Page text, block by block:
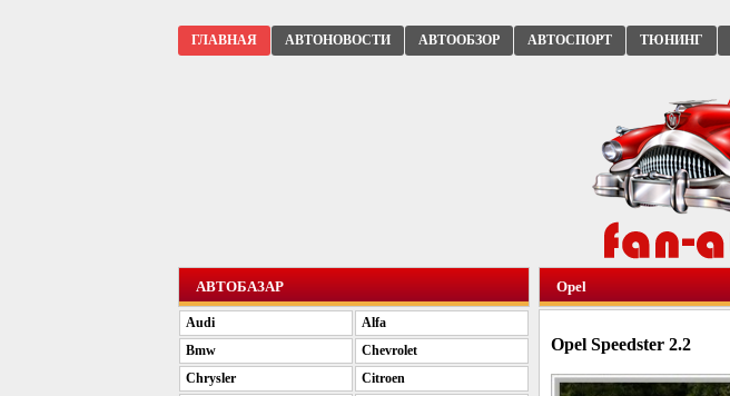
ГЛАВНАЯ АВТОНОВОСТИ АВТООБЗОР АВТОСПОРТ ТЮНИНГ
Opel
Opel Speedster 2.2
АВТОБАЗАР
Audi
Alfa
Bmw
Chevrolet
Chrysler
Citroen